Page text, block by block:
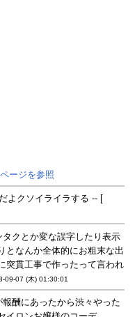
ージを参照
よクソイライラする -- [
クとか変な誤字したり表示
となんか全体的にお粗末な出
突貫工事で作ったって言われ
09-07 (木) 01:30:01
酬にあったから渋々やった